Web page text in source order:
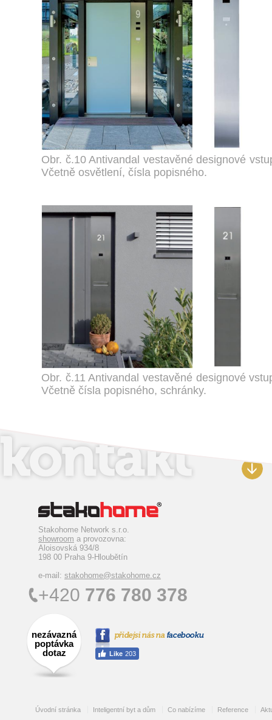
Obr. č.10 Antivandal vestavěné designové
Včetně osvětlení, čísla popisného.
Obr. č.11 Antivandal vestavěné designové
Včetně čísla popisného, schránky.
Stakohome Network s.r.o.
showroom a provozovna:
Aloisovská 934/8
198 00 Praha 9-Hloubětín
e-mail: stakohome@stakohome.cz
+420 776 780 378
nezávazná
poptávka
dotaz
Úvodní stránka Inteligentní byt a dům Co nabízíme Reference